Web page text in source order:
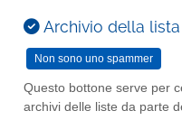
Archivio della lista
Questo bottone serve per
archivi delle liste da parte